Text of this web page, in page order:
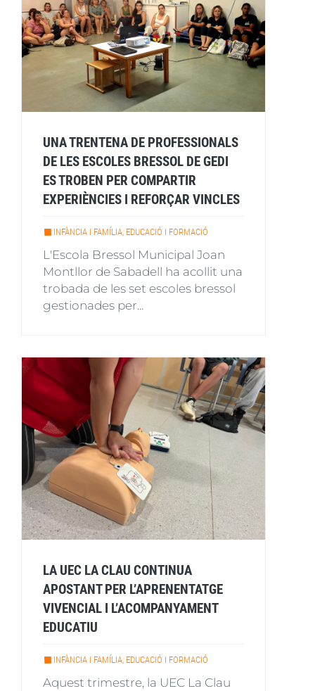
UNA TRENTENA DE PROFESSIONALS
DE LES ESCOLES BRESSOL DE GEDI
ES TROBEN PER COMPARTIR
EXPERIÈNCIES I REFORÇAR VINCLES
INFÀNCIA I FAMÍLIA, EDUCACIÓ I FORMACIÓ
L'Escola Bressol Municipal Joan
Montllor de Sabadell ha acollit una
trobada de les set escoles bressol
gestionades per...
LA UEC LA CLAU CONTINUA
APOSTANT PER L’APRENENTATGE
VIVENCIAL I L’ACOMPANYAMENT
EDUCATIU
INFÀNCIA I FAMÍLIA, EDUCACIÓ I FORMACIÓ
Aquest trimestre, la UEC La Clau